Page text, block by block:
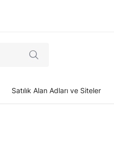
Satılık Alan Adları ve Siteler